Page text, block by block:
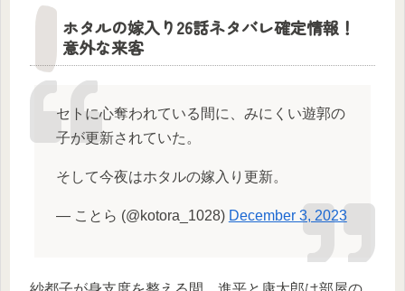
ホタルの嫁入り26話ネタバレ確定情報！
意外な来客
セトに心奪われている間に、みにくい遊郭の
子が更新されていた。
そして今夜はホタルの嫁入り更新。
— ことら (@kotora_1028) December 3, 2023